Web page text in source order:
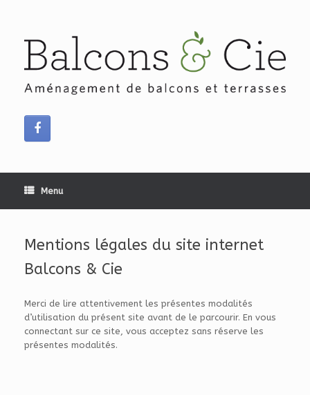
Menu
Mentions légales du site internet
Balcons & Cie
Merci de lire attentivement les présentes modalités
d’utilisation du présent site avant de le parcourir. En vous
connectant sur ce site, vous acceptez sans réserve les
présentes modalités.